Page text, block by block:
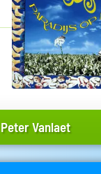
Peter Vanlaet